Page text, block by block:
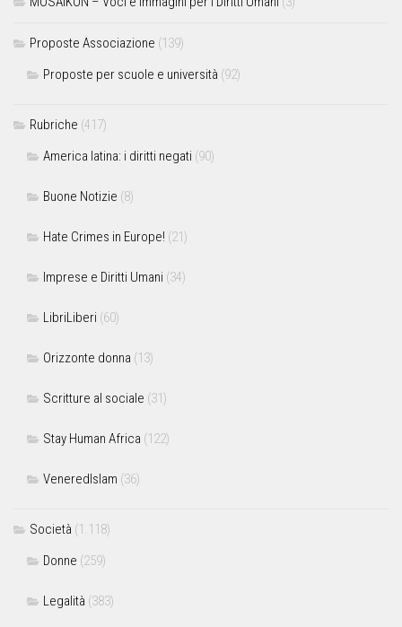
Proposte Associazione (139)
Proposte per scuole e università (92)
Rubriche (417)
America latina: i diritti negati (90)
Buone Notizie (8)
Hate Crimes in Europe! (21)
Imprese e Diritti Umani (34)
LibriLiberi (60)
Orizzonte donna (13)
Scritture al sociale (31)
Stay Human Africa (122)
VeneredIslam (36)
Società (1.118)
Donne (259)
Legalità (383)